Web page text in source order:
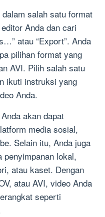
salah satu format
Anda dan cari
atau “Export”. Anda
pilihan format yang
AVI. Pilih salah satu
ikuti instruksi yang
Anda.
akan dapat
media sosial,
Selain itu, Anda juga
penyimpanan lokal,
atau kaset. Dengan
atau AVI, video Anda
seperti